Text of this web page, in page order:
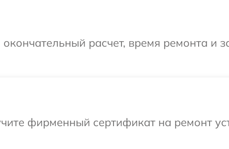
расчет, время ремонта и
фирменный сертификат на ремонт